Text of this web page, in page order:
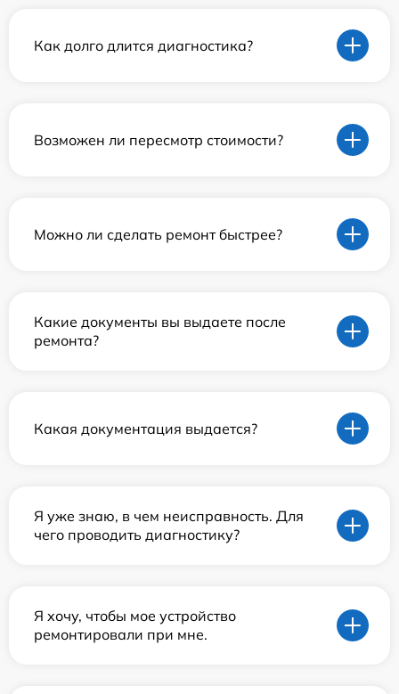
Как долго длится диагностика?
Возможен ли пересмотр стоимости?
Можно ли сделать ремонт быстрее?
Какие документы вы выдаете после
ремонта?
Какая документация выдается?
Я уже знаю, в чем неисправность. Для
чего проводить диагностику?
Я хочу, чтобы мое устройство
ремонтировали при мне.